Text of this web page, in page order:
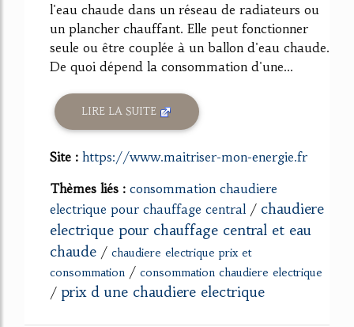
l'eau chaude dans un réseau de radiateurs ou
un plancher chauffant. Elle peut fonctionner
seule ou être couplée à un ballon d'eau chaude.
De quoi dépend la consommation d'une...
LIRE LA SUITE
Site : https://www.maitriser-mon-energie.fr
Thèmes liés : consommation chaudiere
electrique pour chauffage central / chaudiere
electrique pour chauffage central et eau
chaude / chaudiere electrique prix et
consommation / consommation chaudiere electrique
/ prix d une chaudiere electrique